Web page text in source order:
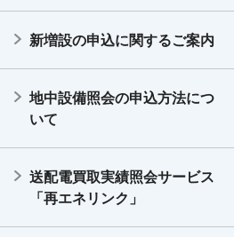
新増設の申込に関するご案内
地中設備照会の申込方法につ
いて
送配電買取実績照会サービス
「再エネリンク」